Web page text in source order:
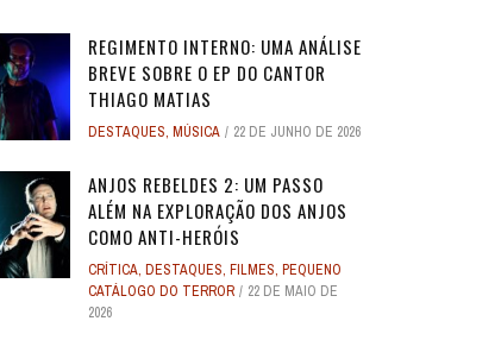
SUPERMAN
17 DE JULHO DE 2025
ANJOS REBELDES: UM EXPERIMENTO
SINGULAR DO CINEMA DE HORROR
DOS ANOS 1990, ...
28 DE ABRIL DE 2026 3
ANJOS REBELDES: UM EXPERIMENTO
SINGULAR DO CINEMA DE HORROR
DOS ANOS 1990, ...
28 DE ABRIL DE 2026 3
VERÃO PASSADO: UMA SÉRIE JUVENIL
...
4 DE JULHO DE 2025 32
MENINO LOBO
31 DE AGOSTO DE 2016
REGIMENTO INTERNO: UMA ANÁLISE
BREVE SOBRE O EP DO CANTOR
THIAGO MATIAS
DESTAQUES, MÚSICA 22 DE JUNHO DE 2026
ANJOS REBELDES 2: UM PASSO
ALÉM NA EXPLORAÇÃO DOS ANJOS
COMO ANTI-HERÓIS
CRÍTICA, DESTAQUES, FILMES, PEQUENO
CATÁLOGO DO TERROR
22 DE MAIO DE
2026